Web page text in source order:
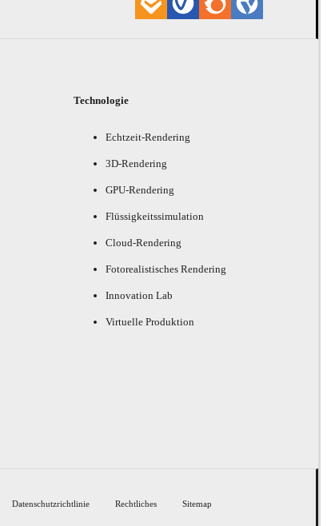
Technologie
Echtzeit-Rendering
3D-Rendering
GPU-Rendering
Flüssigkeitssimulation
Cloud-Rendering
Fotorealistisches Rendering
Innovation Lab
Virtuelle Produktion
Datenschutzrichtlinie Rechtliches Sitemap